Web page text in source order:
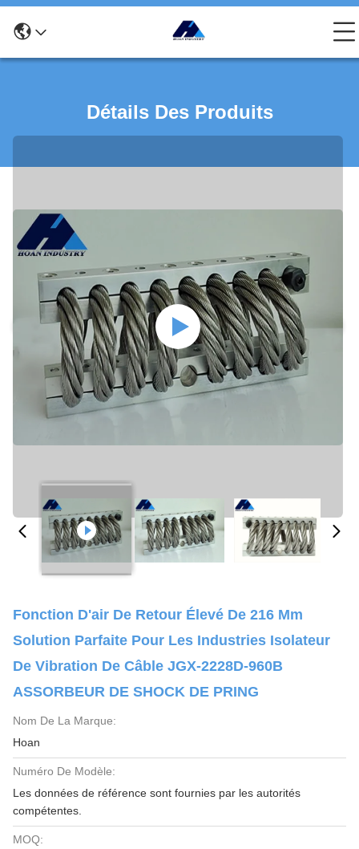
Détails Des Produits
Fonction D'air De Retour Élevé De 216 Mm
Solution Parfaite Pour Les Industries Isolateur
De Vibration De Câble JGX-2228D-960B
ASSORBEUR DE SHOCK DE PRING
Nom De La Marque:
Hoan
Numéro De Modèle:
Les données de référence sont fournies par les autorités
compétentes.
MOQ: